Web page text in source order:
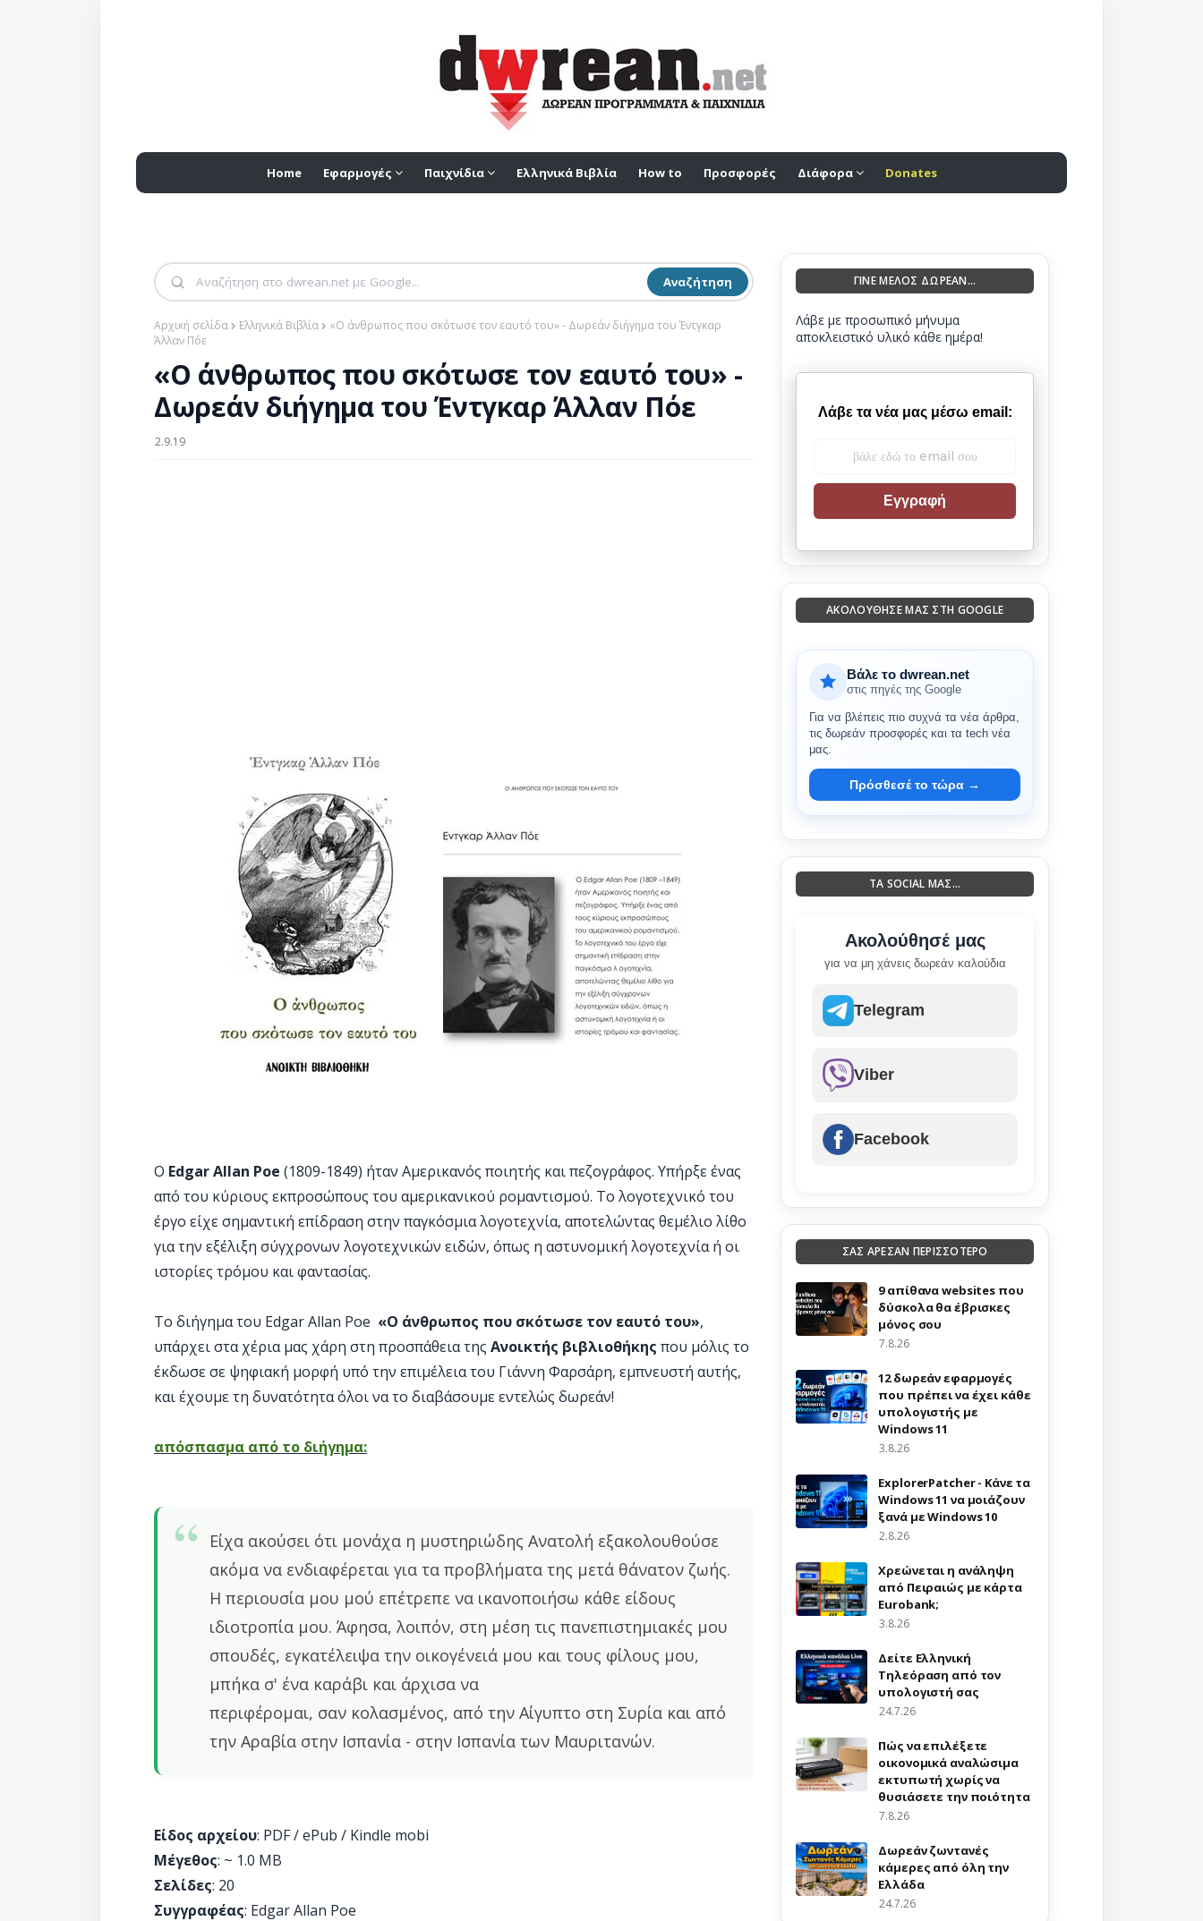
Home Εφαρμογές Παιχνίδια Ελληνικά Βιβλία How to Προσφορές Διάφορα Donates
Αναζήτηση
Αρχική σελίδα Ελληνικά Βιβλία
«Ο άνθρωπος που σκότωσε τον εαυτό του» - Δωρεάν διήγημα του Έντγκαρ
Άλλαν Πόε
«Ο άνθρωπος που σκότωσε τον εαυτό του» -
Δωρεάν διήγημα του Έντγκαρ Άλλαν Πόε
2.9.19
Ο Edgar Allan Poe (1809-1849) ήταν Αμερικανός ποιητής και πεζογράφος. Υπήρξε ένας
από του κύριους εκπροσώπους του αμερικανικού ρομαντισμού. Το λογοτεχνικό του
έργο είχε σημαντική επίδραση στην παγκόσμια λογοτεχνία, αποτελώντας θεμέλιο λίθο
για την εξέλιξη σύγχρονων λογοτεχνικών ειδών, όπως η αστυνομική λογοτεχνία ή οι
ιστορίες τρόμου και φαντασίας.
Το διήγημα του Edgar Allan Poe «Ο άνθρωπος που σκότωσε τον εαυτό του»,
υπάρχει στα χέρια μας χάρη στη προσπάθεια της Ανοικτής βιβλιοθήκης που μόλις το
έκδωσε σε ψηφιακή μορφή υπό την επιμέλεια του Γιάννη Φαρσάρη, εμπνευστή αυτής,
και έχουμε τη δυνατότητα όλοι να το διαβάσουμε εντελώς δωρεάν!
απόσπασμα από το διήγημα:
Είχα ακούσει ότι μονάχα η μυστηριώδης Ανατολή εξακολουθούσε
ακόμα να ενδιαφέρεται για τα προβλήματα της μετά θάνατον ζωής.
Η περιουσία μου μού επέτρεπε να ικανοποιήσω κάθε είδους
ιδιοτροπία μου. Άφησα, λοιπόν, στη μέση τις πανεπιστημιακές μου
σπουδές, εγκατέλειψα την οικογένειά μου και τους φίλους μου,
μπήκα σ' ένα καράβι και άρχισα να
περιφέρομαι, σαν κολασμένος, από την Αίγυπτο στη Συρία και από
την Αραβία στην Ισπανία - στην Ισπανία των Μαυριτανών.
Είδος αρχείου: PDF / ePub / Kindle mobi
Μέγεθος: ~ 1.0 MB
Σελίδες: 20
Συγγραφέας: Edgar Allan Poe
ΓΙΝΕ ΜΕΛΟΣ ΔΩΡΕΑΝ...
Λάβε με προσωπικό μήνυμα
αποκλειστικό υλικό κάθε ημέρα!
Λάβε τα νέα μας μέσω email:
Εγγραφή
ΑΚΟΛΟΎΘΗΣΈ ΜΑΣ ΣΤΗ GOOGLE
Βάλε το dwrean.net
στις πηγές της Google
Για να βλέπεις πιο συχνά τα νέα άρθρα,
τις δωρεάν προσφορές και τα tech νέα
μας.
Πρόσθεσέ το τώρα →
ΤΑ SOCIAL ΜΑΣ...
Ακολούθησέ μας
για να μη χάνεις δωρεάν καλούδια
Telegram
Viber
Facebook
ΣΑΣ ΑΡΕΣΑΝ ΠΕΡΙΣΣΟΤΕΡΟ
9 απίθανα websites που
δύσκολα θα έβρισκες
μόνος σου
7.8.26
12 δωρεάν εφαρμογές
που πρέπει να έχει κάθε
υπολογιστής με
Windows 11
3.8.26
ExplorerPatcher - Κάνε τα
Windows 11 να μοιάζουν
ξανά με Windows 10
2.8.26
Χρεώνεται η ανάληψη
από Πειραιώς με κάρτα
Eurobank;
3.8.26
Δείτε Ελληνική
Τηλεόραση από τον
υπολογιστή σας
24.7.26
Πώς να επιλέξετε
οικονομικά αναλώσιμα
εκτυπωτή χωρίς να
θυσιάσετε την ποιότητα
7.8.26
Δωρεάν ζωντανές
κάμερες από όλη την
Ελλάδα
24.7.26